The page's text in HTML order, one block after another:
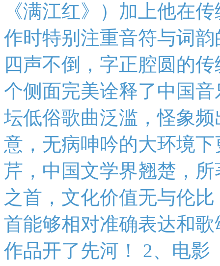
《满江红》）加上他在
作时特别注重音符与词
四声不倒，字正腔圆的
个侧面完美诠释了中国
坛低俗歌曲泛滥，怪象
意，无病呻吟的大环境
芹，中国文学界翘楚，
之首，文化价值无与伦
首能够相对准确表达和
作品开了先河！ 2、电影